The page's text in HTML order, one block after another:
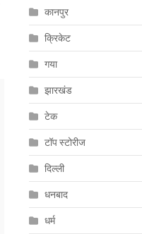
कानपुर
क्रिकेट
गया
झारखंड
टेक
टॉप स्टोरीज
दिल्ली
धनबाद
धर्म